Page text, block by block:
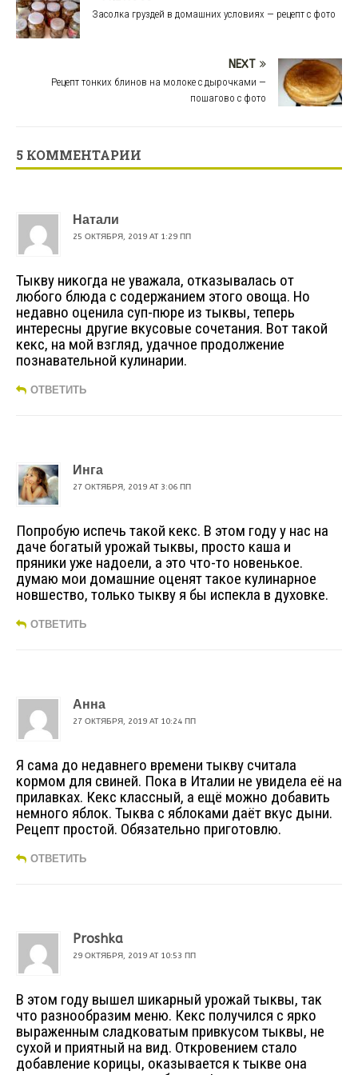
Засолка груздей в домашних условиях — рецепт с фото
NEXT
Рецепт тонких блинов на молоке с дырочками —
пошагово с фото
5 КОММЕНТАРИИ
Натали
25 ОКТЯБРЯ, 2019 AT 1:29 ПП
Тыкву никогда не уважала, отказывалась от
любого блюда с содержанием этого овоща. Но
недавно оценила суп-пюре из тыквы, теперь
интересны другие вкусовые сочетания. Вот такой
кекс, на мой взгляд, удачное продолжение
познавательной кулинарии.
ОТВЕТИТЬ
Инга
27 ОКТЯБРЯ, 2019 AT 3:06 ПП
Попробую испечь такой кекс. В этом году у нас на
даче богатый урожай тыквы, просто каша и
пряники уже надоели, а это что-то новенькое.
думаю мои домашние оценят такое кулинарное
новшество, только тыкву я бы испекла в духовке.
ОТВЕТИТЬ
Анна
27 ОКТЯБРЯ, 2019 AT 10:24 ПП
Я сама до недавнего времени тыкву считала
кормом для свиней. Пока в Италии не увидела её на
прилавках. Кекс классный, а ещё можно добавить
немного яблок. Тыква с яблоками даёт вкус дыни.
Рецепт простой. Обязательно приготовлю.
ОТВЕТИТЬ
Proshka
29 ОКТЯБРЯ, 2019 AT 10:53 ПП
В этом году вышел шикарный урожай тыквы, так
что разнообразим меню. Кекс получился с ярко
выраженным сладковатым привкусом тыквы, не
сухой и приятный на вид. Откровением стало
добавление корицы, оказывается к тыкве она